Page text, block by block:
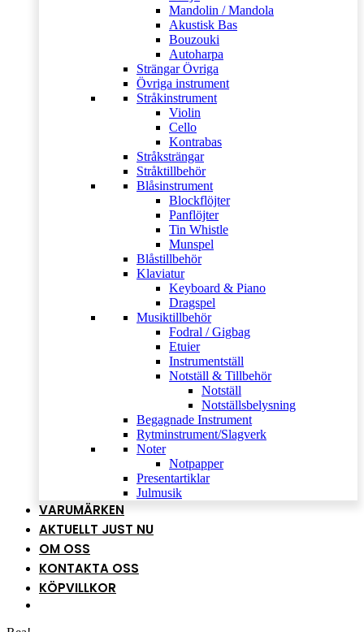
Mandolin / Mandola
Akustisk Bas
Bouzouki
Autoharpa
Strängar Övriga
Övriga instrument
Stråkinstrument
Violin
Cello
Kontrabas
Stråksträngar
Stråktillbehör
Blåsinstrument
Blockflöjter
Panflöjter
Tin Whistle
Munspel
Blåstillbehör
Klaviatur
Keyboard & Piano
Dragspel
Musiktillbehör
Fodral / Gigbag
Etuier
Instrumentställ
Notställ & Tillbehör
Notställ
Notställsbelysning
Begagnade Instrument
Rytminstrument/Slagverk
Noter
Notpapper
Presentartiklar
Julmusik
VARUMÄRKEN
AKTUELLT JUST NU
OM OSS
KONTAKTA OSS
KÖPVILLKOR